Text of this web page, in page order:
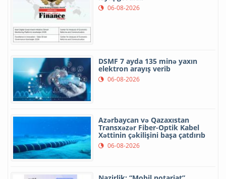
06-08-2026
DSMF 7 ayda 135 minə yaxın
elektron arayış verib
06-08-2026
Azərbaycan və Qazaxıstan
Transxəzər Fiber-Optik Kabel
Xəttinin çəkilişini başa çatdırıb
06-08-2026